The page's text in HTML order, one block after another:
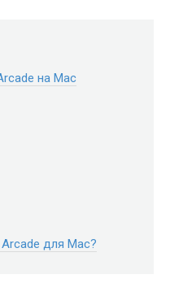
на Mac
для Mac?